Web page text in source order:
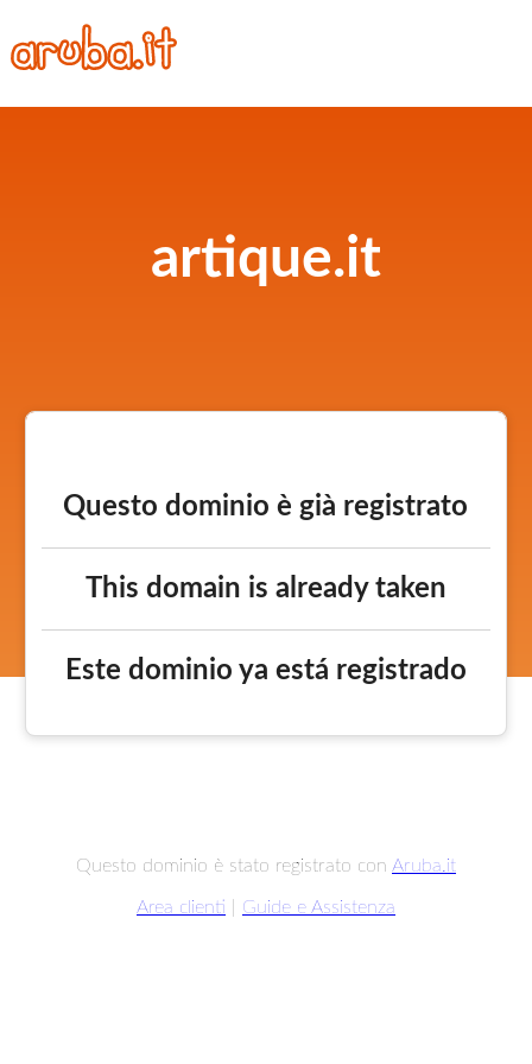
artique.it
Questo dominio è già registrato
This domain is already taken
Este dominio ya está registrado
Questo dominio è stato registrato con Aruba.it
Area clienti Guide e Assistenza